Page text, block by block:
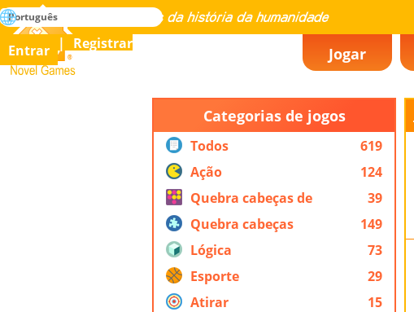
Novel Games
Dominar todos os jogos da história da humanidade
buscar
Jogar
Entrar Registrar
Português
Categorias de jogos
Todos
619
Ação
124
Quebra cabeças de
ação
39
Quebra cabeças
149
Lógica
73
Esporte
29
Atirar
15